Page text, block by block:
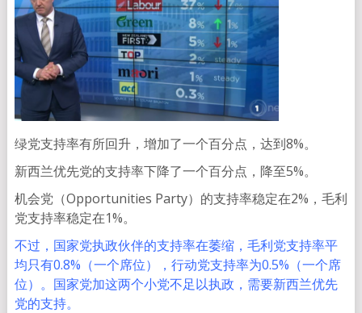
绿党支持率有所回升，增加了一个百分点，达到8%。
新西兰优先党的支持率下降了一个百分点，降至5%。
机会党（Opportunities Party）的支持率稳定在2%，毛利
党支持率稳定在1%。
不过，国家党执政伙伴的支持率在萎缩，毛利党支持率平
均只有0.8%（一个席位），行动党支持率为0.5%（一个席
位）。国家党加这两个小党不足以执政，需要新西兰优先
党的支持。